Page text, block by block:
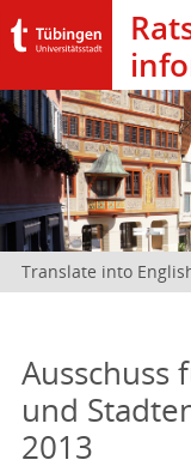
Translate into
Ausschuss
und
2013